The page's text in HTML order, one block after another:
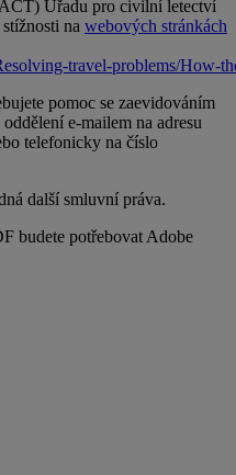
Úřadu pro civilní letectví
na webových stránkách
pomoc se zaevidováním
e-mailem na adresu
telefonicky na číslo
další smluvní práva.
budete potřebovat Adobe